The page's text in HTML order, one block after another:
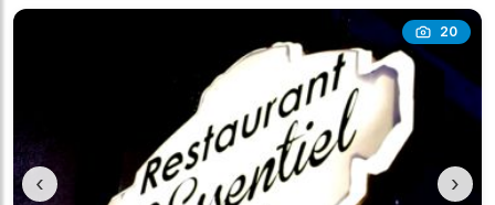
20
‹ ›